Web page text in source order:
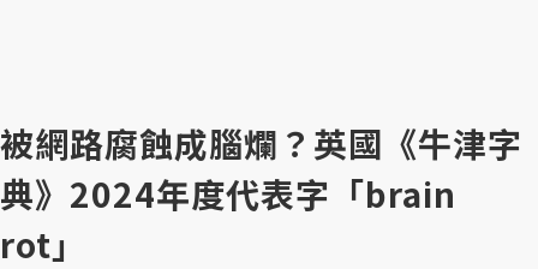
被網路腐蝕成腦爛？英國《牛津字
典》2024年度代表字「brain
rot」